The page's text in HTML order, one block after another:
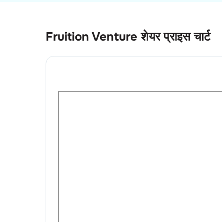
Fruition Venture शेयर प्राइस चार्ट